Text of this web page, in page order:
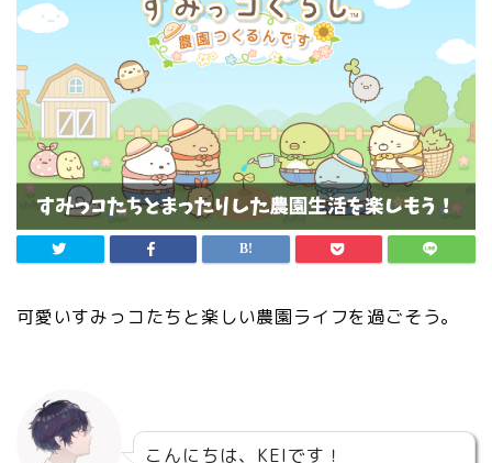
可愛いすみっコたちと楽しい農園ライフを過ごそう。
こんにちは、KEIです！